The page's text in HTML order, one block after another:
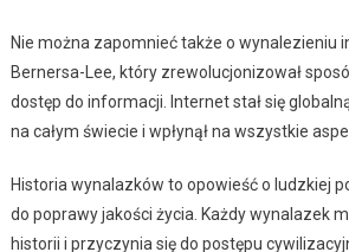
Nie można zapomnieć także o wynalezieniu
Bernersa-Lee, który zrewolucjonizował
dostęp do informacji. Internet stał się
na całym świecie i wpłynął na wszystkie
Historia wynalazków to opowieść o ludzkiej
do poprawy jakości życia. Każdy wynalazek
historii i przyczynia się do postępu